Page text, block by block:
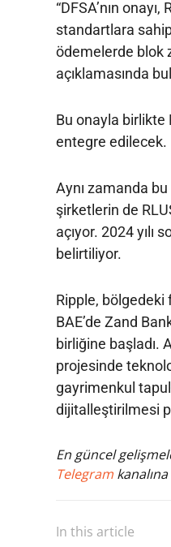
“DFSA’nın
standartlara
ödemelerde blok
açıklamasında
Bu onayla birlikte
entegre edilecek.
Aynı zamanda
şirketlerin de
açıyor. 2024 yılı
belirtiliyor.
Ripple, bölgedeki
BAE’de Zand
birliğine başladı.
projesinde
gayrimenkul
dijitalleştirilmesi
En güncel
Telegram kanalına
In this article